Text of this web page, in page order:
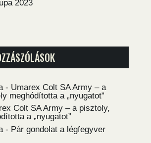
2023
- Umarex Colt SA Army – a
meghódította a „nyugatot”
Colt SA Army – a pisztoly,
a „nyugatot”
- Pár gondolat a légfegyver